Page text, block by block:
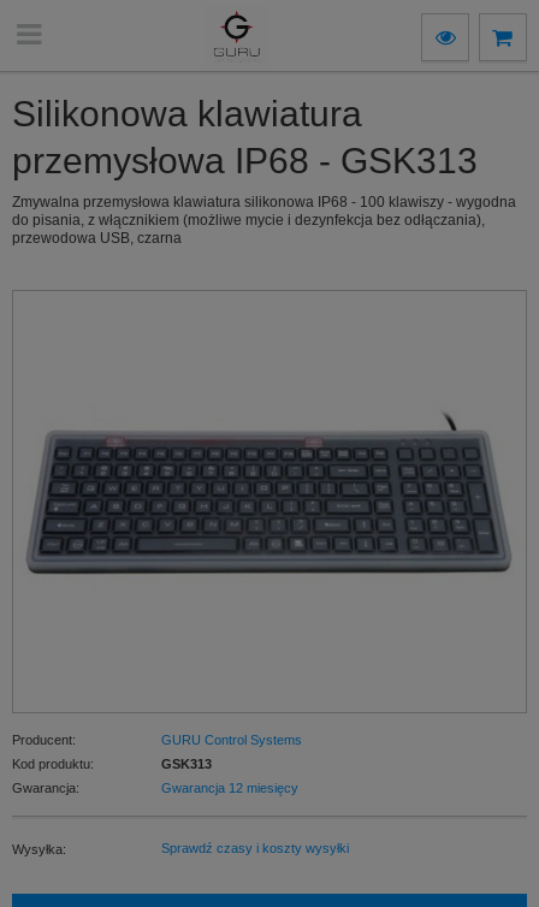
Silikonowa klawiatura
przemysłowa IP68 - GSK313
Zmywalna przemysłowa klawiatura silikonowa IP68 - 100 klawiszy - wygodna
do pisania, z włącznikiem (możliwe mycie i dezynfekcja bez odłączania),
przewodowa USB, czarna
Producent:
GURU Control Systems
Kod produktu:
GSK313
Gwarancja:
Gwarancja 12 miesięcy
Wysyłka: Sprawdź czasy i koszty wysyłki